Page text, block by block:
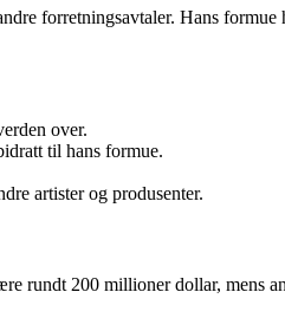
forretningsavtaler. Hans
over.
til hans formue.
artister og produsenter.
rundt 200 millioner dollar, mens